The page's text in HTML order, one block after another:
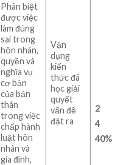
Phân biệt
được việc
làm đúng
sai trong
hôn nhân,
quyền và
nghĩa vụ
cơ bản
của bản
thân
trong việc
chấp hành
luật hôn
nhân và
gia đình,
Vận
dụng
kiến
thức đã
học giải
quyết
vấn đề
đặt ra
2
4
40%